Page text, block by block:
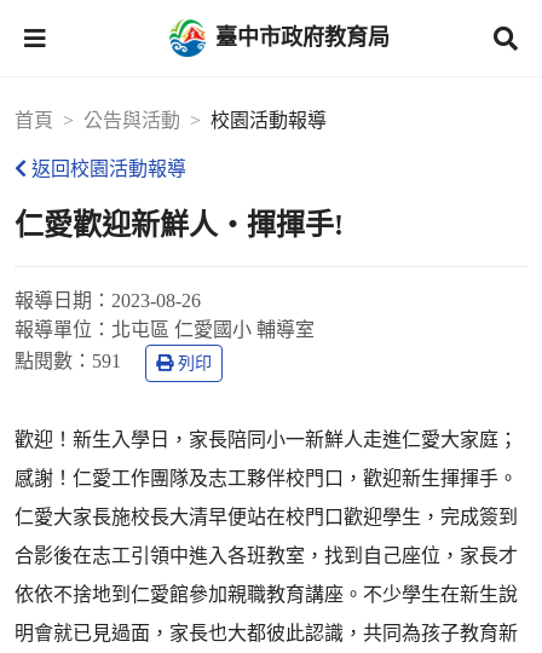
臺中市政府教育局
首頁 公告與活動 校園活動報導
返回校園活動報導
仁愛歡迎新鮮人‧揮揮手!
報導日期： 2023-08-26
報導單位： 北屯區 仁愛國小 輔導室
點閱數： 591 列印
歡迎！新生入學日，家長陪同小一新鮮人走進仁愛大家庭；
感謝！仁愛工作團隊及志工夥伴校門口，歡迎新生揮揮手。
仁愛大家長施校長大清早便站在校門口歡迎學生，完成簽到
合影後在志工引領中進入各班教室，找到自己座位，家長才
依依不捨地到仁愛館參加親職教育講座。不少學生在新生說
明會就已見過面，家長也大都彼此認識，共同為孩子教育新